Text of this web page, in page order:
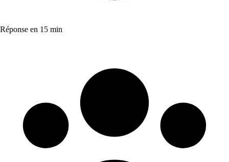
Réponse en 15 min